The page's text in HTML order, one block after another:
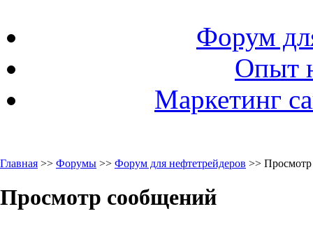
Форум
Опыт
Маркетинг
Главная >> Форумы >> Форум для нефтетрейдеров >>
Просмотр сообщений